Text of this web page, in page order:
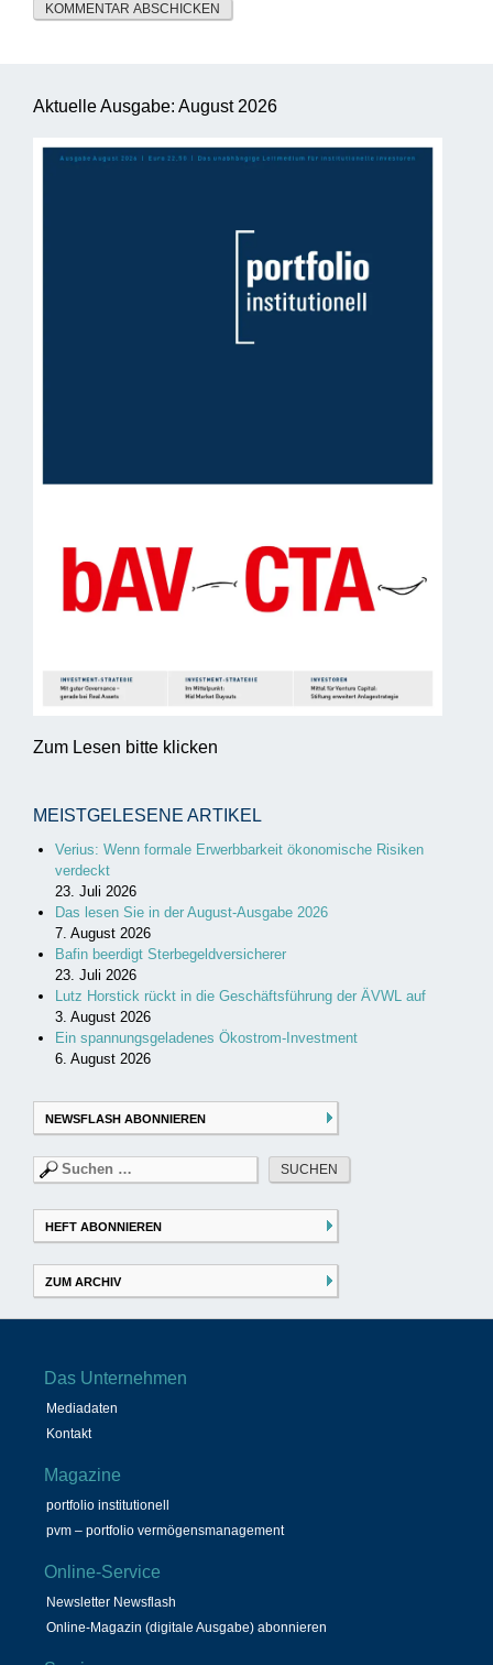
Aktuelle Ausgabe: August 2026
Zum Lesen bitte klicken
MEISTGELESENE ARTIKEL
Verius: Wenn formale Erwerbbarkeit ökonomische Risiken
verdeckt
23. Juli 2026
Das lesen Sie in der August-Ausgabe 2026
7. August 2026
Bafin beerdigt Sterbegeldversicherer
23. Juli 2026
Lutz Horstick rückt in die Geschäftsführung der ÄVWL auf
3. August 2026
Ein spannungsgeladenes Ökostrom-Investment
6. August 2026
NEWSFLASH ABONNIEREN
Suchen
nach:
HEFT ABONNIEREN
ZUM ARCHIV
Das Unternehmen
Mediadaten
Kontakt
Magazine
portfolio institutionell
pvm – portfolio vermögensmanagement
Online-Service
Newsletter Newsflash
Online-Magazin (digitale Ausgabe) abonnieren